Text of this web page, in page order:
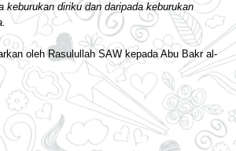
keburukan diriku dan daripada keburukan
oleh Rasulullah SAW kepada Abu Bakr al-